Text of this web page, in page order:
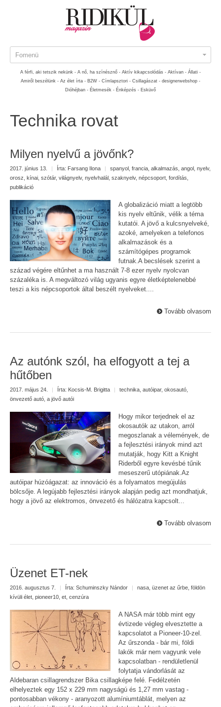
Fomenü
A férfi, aki tetszik nekünk - A nő, ha színésznő - Aktív kikapcsolódás - Aktívan - Állati -
Amiről beszélünk - Az élet írta - B2W - Címlapsztori - Csillagászat - designerwebshop -
Dióhéjban - Életmesék - Énképzés - Esküvő
Technika rovat
Milyen nyelvű a jövőnk?
2017. június 13. | Írta: Farsang Ilona | spanyol francia alkalmazás angol nyelv,
orosz kínai szótár, világnyelv, nyelvhalál szaknyelv, népcsoport fordítás
publikáció
A globalizáció miatt a legtöbb
kis nyelv eltűnik, vélik a téma
kutatói. A jövő a kulcsnyelveké,
azoké, amelyeken a telefonos
alkalmazások és a
számítógépes programok
futnak.A becslések szerint a
század végére eltűnhet a ma használt 7-8 ezer nyelv nyolcvan
százaléka is. A megváltozó világ ugyanis egyre életképtelenebbé
teszi a kis népcsoportok által beszélt nyelveket....
Tovább olvasom
Az autónk szól, ha elfogyott a tej a
hűtőben
2017. május 24. | Írta: Kocsis-M. Brigitta | technika autóipar, okosautó
önvezető autó a jövő autói
Hogy mikor terjednek el az
okosautók az utakon, arról
megoszlanak a vélemények, de
a fejlesztési irányok mind azt
mutatják, hogy Kitt a Knight
Riderből egyre kevésbé tűnik
meseszerű utópiának.Az
autóipar húzóágazat: az innováció és a folyamatos megújulás
bölcsője. A legújabb fejlesztési irányok alapján pedig azt mondhatjuk,
hogy a jövő az elektromos, önvezető és hálózatra kapcsolt...
Tovább olvasom
Üzenet ET-nek
2016. augusztus 7. | Írta: Schuminszky Nándor | nasa üzenet az űrbe földön
kívüli élet pioneer10 et cenzúra
A NASA már több mint egy
évtizede végleg elvesztette a
kapcsolatot a Pioneer-10-zel.
Az űrszonda - bár mi, földi
lakók már nem vagyunk vele
kapcsolatban - rendületlenül
folytatja vándorlását az
Aldebaran csillagrendszer Bika csillagképe felé. Fedélzetén
elhelyeztek egy 152 x 229 mm nagyságú és 1,27 mm vastag -
pontosabban vékony - aranyozott alumíniumtáblát, melyen az